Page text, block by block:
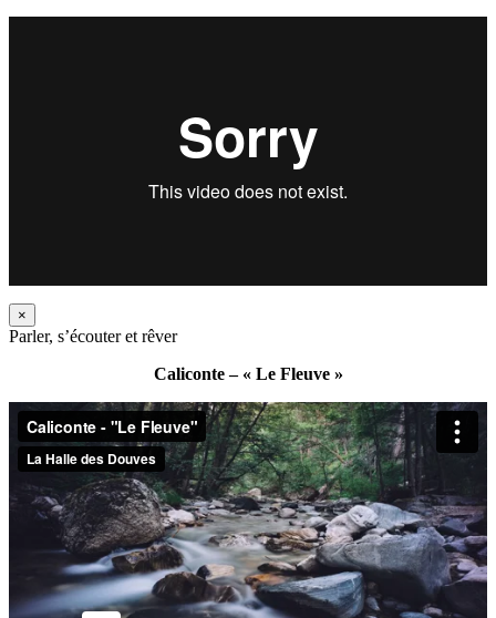
×
Parler, s’écouter et rêver
Caliconte – « Le Fleuve »